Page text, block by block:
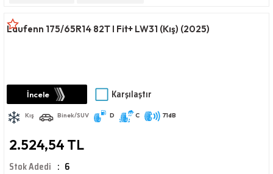
Laufenn 175/65R14 82T I Fit+ LW31 (Kış) (2025)
İncele Karşılaştır
Kış Binek/SUV D C 71dB
2.524,54 TL
Stok Adedi 6